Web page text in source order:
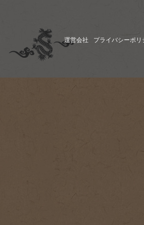
運営会社 プライバシーポリ